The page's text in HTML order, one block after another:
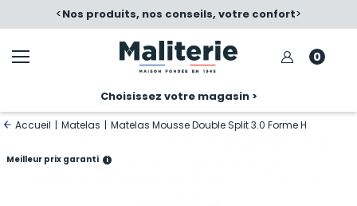
<Nos produits, nos conseils, votre confort>
0
Choisissez votre magasin >
Accueil | Matelas | Matelas Mousse Double Split 3.0 Forme H
Meilleur prix garanti i